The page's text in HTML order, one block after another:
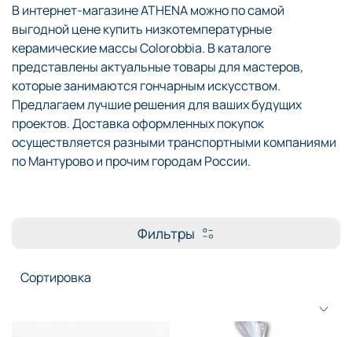
В интернет-магазине ATHENA можно по самой
выгодной цене купить низкотемпературные
керамические массы Colorobbia. В каталоге
представлены актуальные товары для мастеров,
которые занимаются гончарным искусством.
Предлагаем лучшие решения для ваших будущих
проектов. Доставка оформленных покупок
осуществляется разными транспортными компаниями
по Мантурово и прочим городам России.
Фильтры